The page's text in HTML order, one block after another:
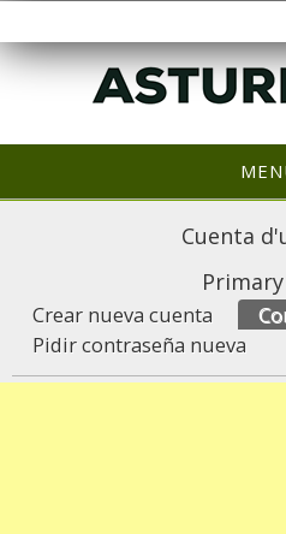
Cuenta
Crear nueva cuenta
Pidir contraseña nueva